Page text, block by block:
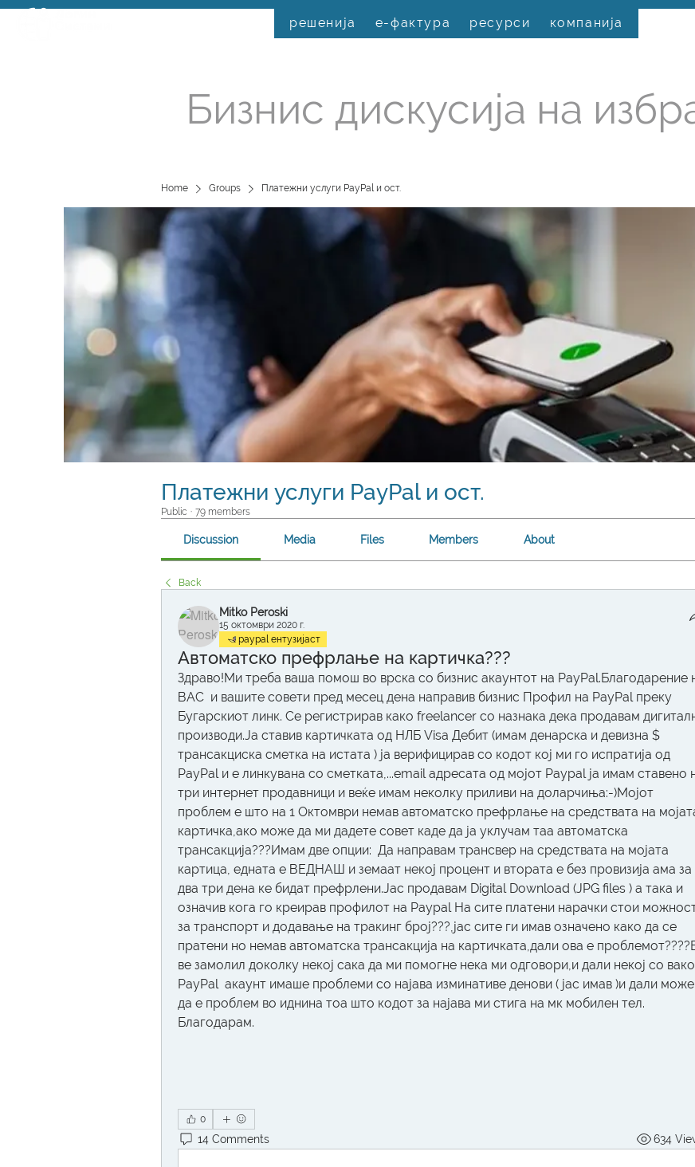
решенија е-фактура ресурси компанија
Бизнис дискусија на
Home Groups Платежни услуги PayPal и ост.
Платежни услуги PayPal и ост.
Public · 79 members
Discussion Media Files Members About
Back
Mitko Peroski
15 октомври 2020 г.
paypal ентузијаст
Автоматско префрлање на картичка???
Здраво!Ми треба ваша помош во врска со бизнис акаунтот на PayPal.Благодарение
ВАС  и вашите совети пред месец дена направив бизнис Профил на PayPal преку
Бугарскиот линк. Се регистрирав како freelancer со назнака дека продавам
производи.Ја ставив картичката од НЛБ Visa Дебит (имам денарска и девизна $
трансакциска сметка на истата ) ја верифицирав со кодот кој ми го испратија од
PayPal и е линкувана со сметката,...email адресата од мојот Paypal ја имам ставено
три интернет продавници и веќе имам неколку приливи на доларчиња:-)Мојот
проблем е што на 1 Октомври немав автоматско префрлање на средствата на
картичка,ако може да ми дадете совет каде да ја уклучам таа автоматска
трансакција???Имам две опции:  Да направам трансвер на средствата на мојата
картица, едната е ВЕДНАШ и земаат некој процент и втората е без провизија ама за
два три дена ке бидат префрлени.Jaс продавам Digital Download (JPG files ) а така и
означив кога го креирав профилот на Paypal На сите платени нарачки стои
за транспорт и додавање на тракинг број???,јас сите ги имав означено како да се
пратени но немав автоматска трансакција на картичката,дали ова е
ве замолил доколку некој сака да ми помогне нека ми одговори,и дали некој со
PayPal  акаунт имаше проблеми со најава изминативе денови ( јас имав )и дали може
да е проблем во иднина тоа што кодот за најава ми стига на мк мобилен тел.
Благодарам.
0
14 Comments 634